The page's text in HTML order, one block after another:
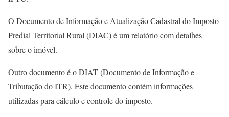
O Documento de Informação e Atualização Cadastral do Imposto
Predial Territorial Rural (DIAC) é um relatório com detalhes
sobre o imóvel.
Outro documento é o DIAT (Documento de Informação e
Tributação do ITR). Este documento contém informações
utilizadas para cálculo e controle do imposto.